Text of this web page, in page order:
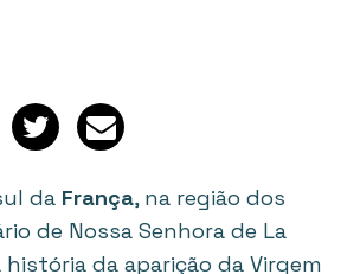
da França, na região dos
de Nossa Senhora de La
da aparição da Virgem